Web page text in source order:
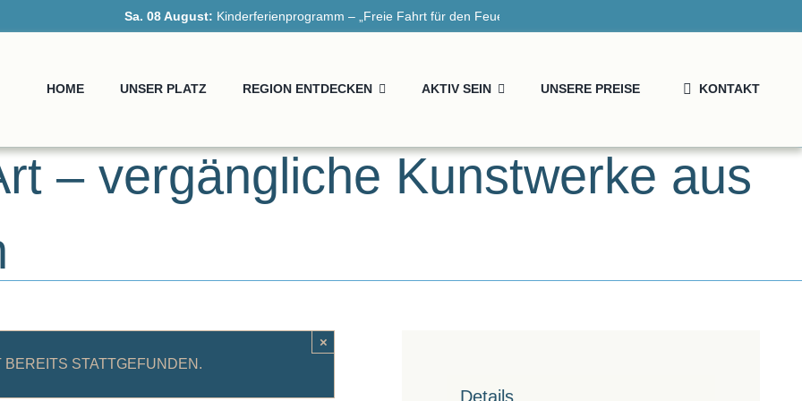
Sa. 08 August:Kinderferienprogramm – „Freie Fahrt für den Feuerfalter“
HOME UNSER PLATZ REGION ENTDECKEN AKTIV SEIN UNSERE PREISE KONTAKT
– vergängliche Kunstwerke aus
STATTGEFUNDEN.
×
Details